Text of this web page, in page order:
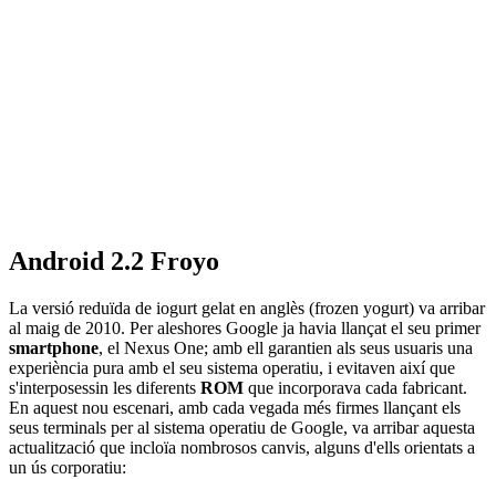
Android 2.2 Froyo
La versió reduïda de iogurt gelat en anglès (frozen yogurt) va arribar
al maig de 2010. Per aleshores Google ja havia llançat el seu primer
smartphone, el Nexus One; amb ell garantien als seus usuaris una
experiència pura amb el seu sistema operatiu, i evitaven així que
s'interposessin les diferents ROM que incorporava cada fabricant.
En aquest nou escenari, amb cada vegada més firmes llançant els
seus terminals per al sistema operatiu de Google, va arribar aquesta
actualització que incloïa nombrosos canvis, alguns d'ells orientats a
un ús corporatiu: